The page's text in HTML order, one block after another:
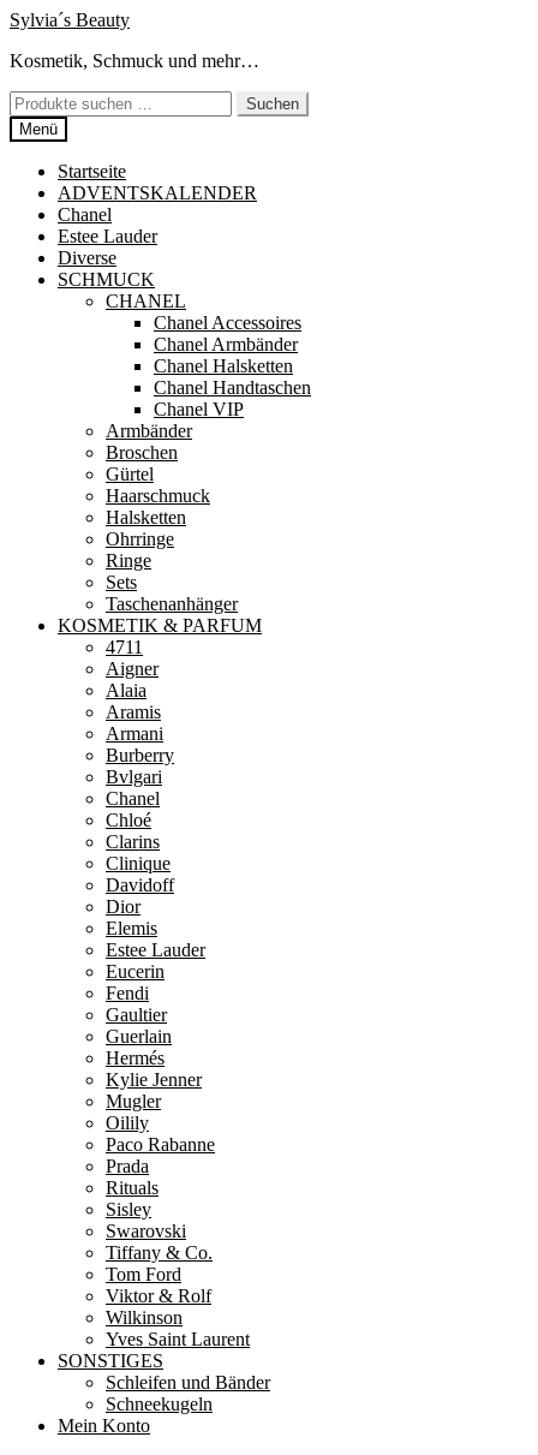
Zur
springen
Zum
springen
Sylvia´s Beauty
Kosmetik, Schmuck und mehr…
Suchen
nach:
Suchen
Menü
Startseite
ADVENTSKALENDER
Chanel
Estee Lauder
Diverse
SCHMUCK
CHANEL
Chanel Accessoires
Chanel Armbänder
Chanel Halsketten
Chanel Handtaschen
Chanel VIP
Armbänder
Broschen
Gürtel
Haarschmuck
Halsketten
Ohrringe
Ringe
Sets
Taschenanhänger
KOSMETIK & PARFUM
4711
Aigner
Alaia
Aramis
Armani
Burberry
Bvlgari
Chanel
Chloé
Clarins
Clinique
Davidoff
Dior
Elemis
Estee Lauder
Eucerin
Fendi
Gaultier
Guerlain
Hermés
Kylie Jenner
Mugler
Oilily
Paco Rabanne
Prada
Rituals
Sisley
Swarovski
Tiffany & Co.
Tom Ford
Viktor & Rolf
Wilkinson
Yves Saint Laurent
SONSTIGES
Schleifen und Bänder
Schneekugeln
Mein Konto